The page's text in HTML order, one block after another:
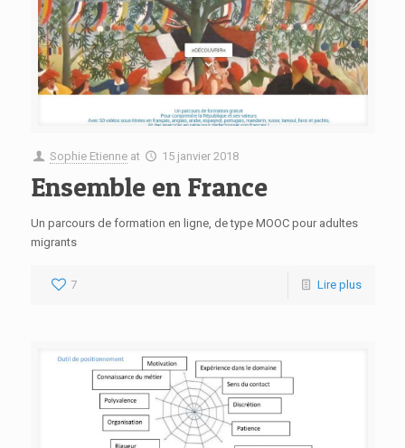
Sophie Etienne at 15 janvier 2018
Ensemble en France
Un parcours de formation en ligne, de type MOOC pour adultes
migrants
7 Lire plus